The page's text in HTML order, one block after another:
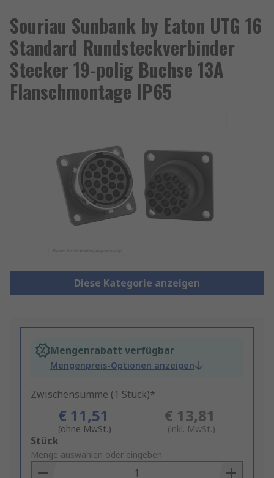
Souriau Sunbank by Eaton UTG 16
Standard Rundsteckverbinder
Stecker 19-polig Buchse 13A
Flanschmontage IP65
Diese Kategorie anzeigen
Mengenrabatt verfügbar
Mengenpreis-Optionen anzeigen
Zwischensumme (1 Stück)*
€ 11,51
(ohne MwSt.)
€ 13,81
(inkl. MwSt.)
Add
to
Basket
Stück
Menge auswählen oder eingeben